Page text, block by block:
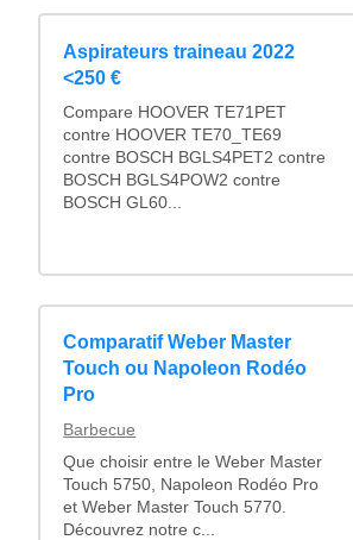
Aspirateurs traineau 2022
<250 €
Compare HOOVER TE71PET
contre HOOVER TE70_TE69
contre BOSCH BGLS4PET2 contre
BOSCH BGLS4POW2 contre
BOSCH GL60...
Comparatif Weber Master
Touch ou Napoleon Rodéo
Pro
Barbecue
Que choisir entre le Weber Master
Touch 5750, Napoleon Rodéo Pro
et Weber Master Touch 5770.
Découvrez notre c...